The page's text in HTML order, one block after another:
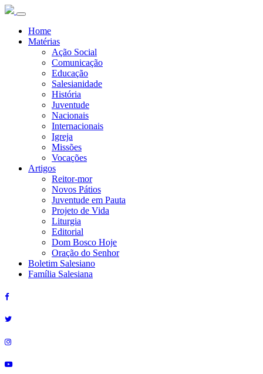
Home
Matérias
Ação Social
Comunicação
Educação
Salesianidade
História
Juventude
Nacionais
Internacionais
Igreja
Missões
Vocações
Artigos
Reitor-mor
Novos Pátios
Juventude em Pauta
Projeto de Vida
Liturgia
Editorial
Dom Bosco Hoje
Oração do Senhor
Boletim Salesiano
Família Salesiana